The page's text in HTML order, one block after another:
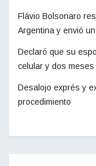
Flávio Bolsonaro
Argentina y envió
Declaró que su
celular y dos
Desalojo exprés y
procedimiento